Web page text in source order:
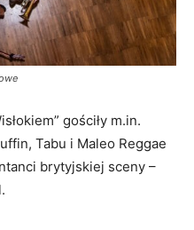
gościły m.in.
Tabu i Maleo Reggae
brytyjskiej sceny –